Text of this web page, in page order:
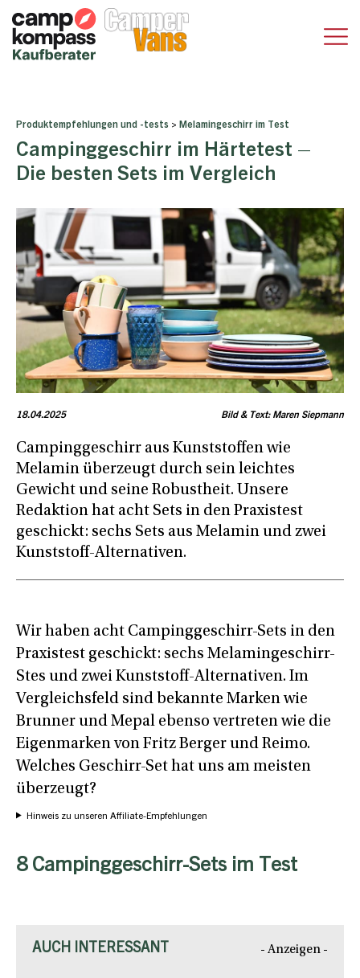
Produktempfehlungen und -tests > Melamingeschirr im Test
Campinggeschirr im Härtetest –
Die besten Sets im Vergleich
18.04.2025 Bild & Text: Maren Siepmann
Campinggeschirr aus Kunststoffen wie
Melamin überzeugt durch sein leichtes
Gewicht und seine Robustheit. Unsere
Redaktion hat acht Sets in den Praxistest
geschickt: sechs Sets aus Melamin und zwei
Kunststoff-Alternativen.
Wir haben acht Campinggeschirr-Sets in den
Praxistest geschickt: sechs Melamingeschirr-
Stes und zwei Kunststoff-Alternativen. Im
Vergleichsfeld sind bekannte Marken wie
Brunner und Mepal ebenso vertreten wie die
Eigenmarken von Fritz Berger und Reimo.
Welches Geschirr-Set hat uns am meisten
überzeugt?
Hinweis zu unseren Affiliate-Empfehlungen
8 Campinggeschirr-Sets im Test
AUCH INTERESSANT - Anzeigen -